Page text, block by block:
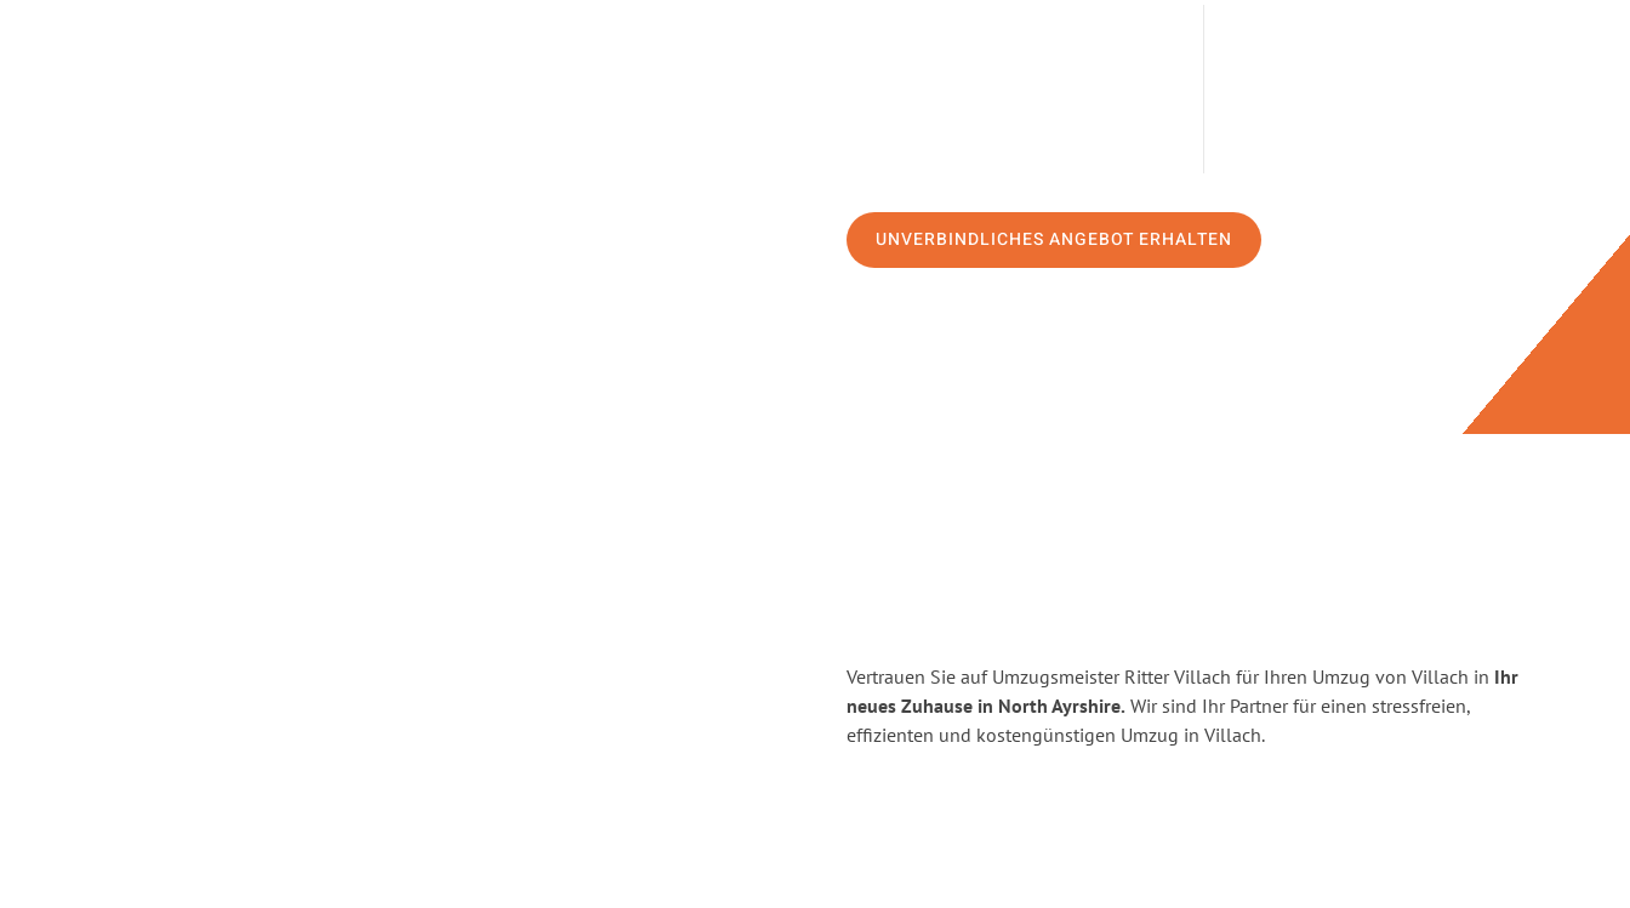
UNVERBINDLICHES ANGEBOT ERHALTEN
Vertrauen Sie auf Umzugsmeister Ritter Villach für Ihren Umzug von Villach in Ihr
neues Zuhause in North Ayrshire. Wir sind Ihr Partner für einen stressfreien,
effizienten und kostengünstigen Umzug in Villach.